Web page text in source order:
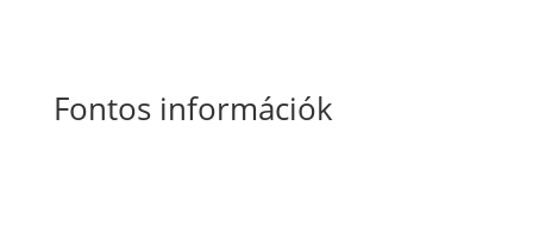
Fontos információk